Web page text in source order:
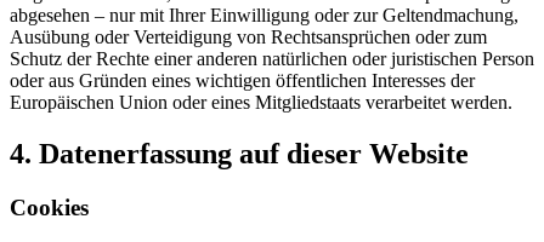
abgesehen – nur mit Ihrer Einwilligung oder zur Geltendmachung,
Ausübung oder Verteidigung von Rechtsansprüchen oder zum
Schutz der Rechte einer anderen natürlichen oder juristischen Person
oder aus Gründen eines wichtigen öffentlichen Interesses der
Europäischen Union oder eines Mitgliedstaats verarbeitet werden.
4. Datenerfassung auf dieser Website
Cookies